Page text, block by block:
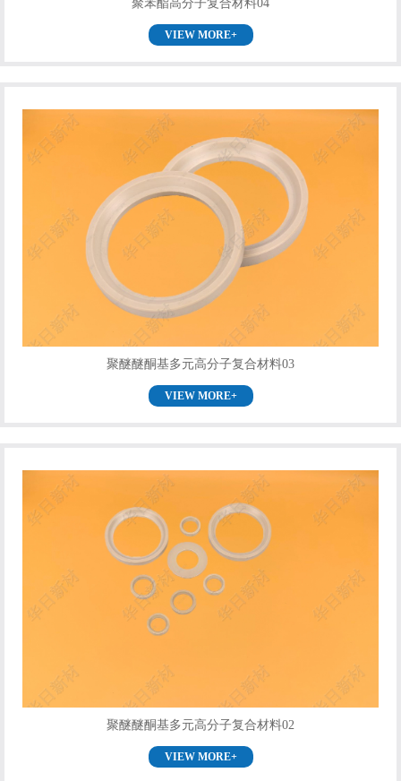
聚苯酯高分子复合材料04
VIEW MORE+
聚醚醚酮基多元高分子复合材料03
VIEW MORE+
聚醚醚酮基多元高分子复合材料02
VIEW MORE+